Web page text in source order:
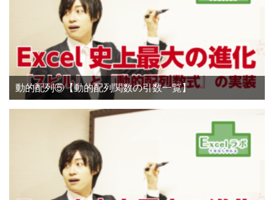
動的配列⑤【動的配列関数の引数一覧】